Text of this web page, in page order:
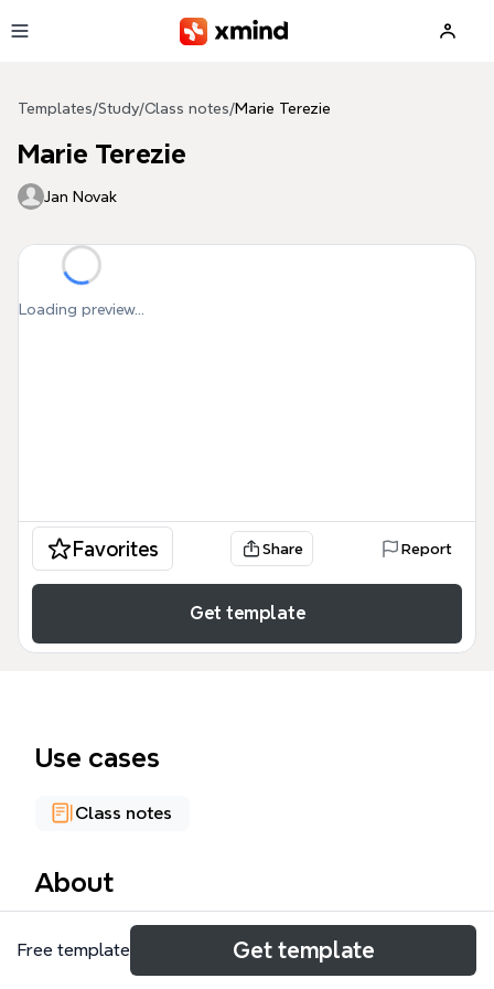
Templates/Study/Class notes/Marie Terezie
Marie Terezie
Jan Novak
Loading preview...
Favorites Share Report
Get template
Use cases
Class notes
About
Tato mind mapa o Marii Terezii pokrývá 55 uzlů
rozdělených do pěti hlavních větví: Důležité, Dětství,
Free template Get template